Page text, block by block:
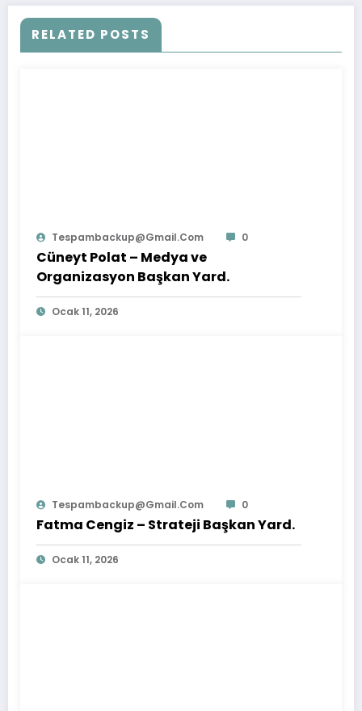
RELATED POSTS
Tespambackup@gmail.com 0
Cüneyt Polat – Medya ve
Organizasyon Başkan Yard.
Ocak 11, 2026
Tespambackup@gmail.com 0
Fatma Cengiz – Strateji Başkan Yard.
Ocak 11, 2026